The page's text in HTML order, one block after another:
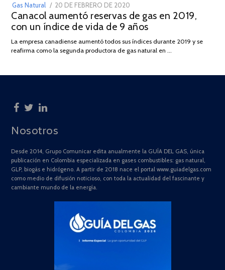
Gas Natural
POSTED
ON
20 DE FEBRERO DE 2020
DE
JULIO
2025
Canacol aumentó reservas de gas en 2019,
con un índice de vida de 9 años
La empresa canadiense aumentó todos sus índices durante 2019 y se
reafirma como la segunda productora de gas natural en …
Nosotros
Desde 2014, Grupo Comunicar edita anualmente la GUÍA DEL GAS, única
publicación en Colombia especializada en gases combustibles: gas natural,
GLP, biogás e hidrógeno. A partir de 2018 nace el portal www.guiadelgas.com
como medio de difusión noticioso, con toda la actualidad del fascinante y
cambiante mundo de la energía.